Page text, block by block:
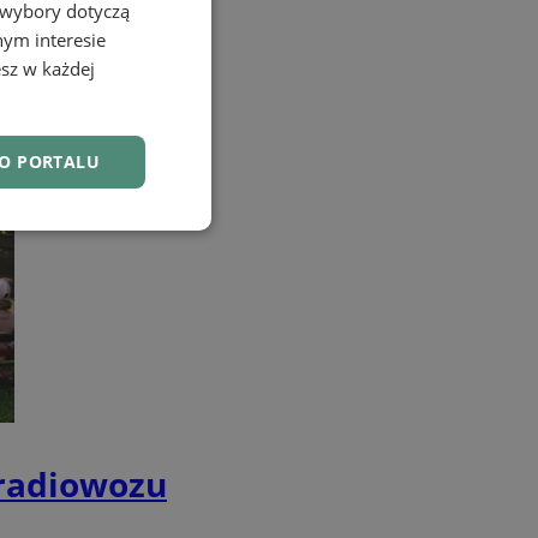
dotyczą
interesie
w każdej
PORTALU